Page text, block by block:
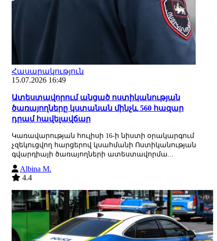
Հասարակություն
15.07.2026 16:49
Ատեստավորում անցած ոստիկանության
ծառայողները կստանան մինչև 560 հազար
դրամ հավելավճար
Կառավարության հուլիսի 16-ի նիստի օրակարգում
չզեկուցվող հարցերով կսահմանի Ոստիկանության
գվարդիայի ծառայողների ատեստավորմա...
Albina M.
4.4